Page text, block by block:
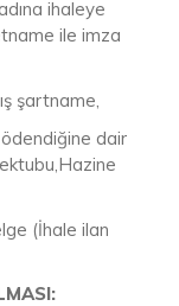
ihaleye
ile imza
şartname,
dair
(İhale ilan